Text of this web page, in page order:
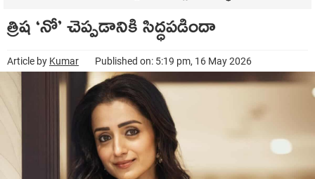
త్రిష ‘నో’ చెప్పడానికి సిద్ధపడిందా
Article by Kumar Published on: 5:19 pm, 16 May 2026